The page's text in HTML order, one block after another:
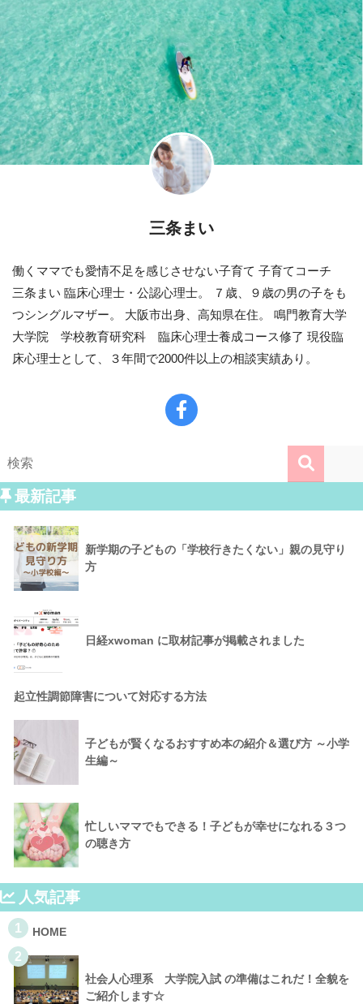
三条まい
働くママでも愛情不足を感じさせない子育て 子育てコーチ
三条まい 臨床心理士・公認心理士。 ７歳、９歳の男の子をも
つシングルマザー。 大阪市出身、高知県在住。 鳴門教育大学
大学院 学校教育研究科 臨床心理士養成コース修了 現役臨
床心理士として、３年間で2000件以上の相談実績あり。
最新記事
新学期の子どもの「学校行きたくない」親の見守り
方
日経xwoman に取材記事が掲載されました
起立性調節障害について対応する方法
子どもが賢くなるおすすめ本の紹介＆選び方 ～小学
生編～
忙しいママでもできる！子どもが幸せになれる３つ
の聴き方
人気記事
1 HOME
2
社会人心理系 大学院入試 の準備はこれだ！全貌を
ご紹介します☆